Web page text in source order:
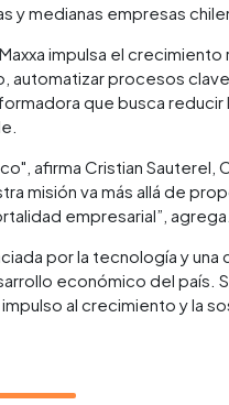
y medianas empresas
impulsa el crecimiento
automatizar procesos
que busca reducir
afirma Cristian Sauterel,
misión va más allá de
empresarial”, agrega.
por la tecnología y una
económico del país.
al crecimiento y la